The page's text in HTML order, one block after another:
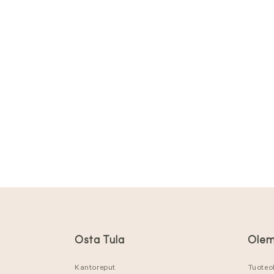
Osta Tula
Kantoreput